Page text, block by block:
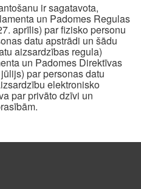
ir sagatavota,
un Padomes Regulas
aprīlis) par fizisko personu
datu apstrādi un šādu
aizsardzības regula)
un Padomes Direktīvas
par personas datu
elektronisko
par privāto dzīvi un